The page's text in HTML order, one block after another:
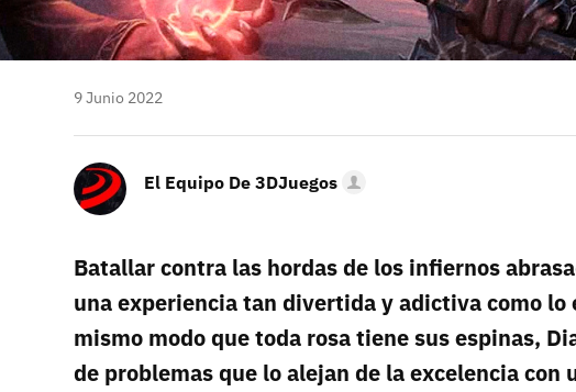
9 Junio 2022
El Equipo De 3DJuegos
Batallar contra las hordas de los infiernos
una experiencia tan divertida y adictiva como lo
mismo modo que toda rosa tiene sus espinas,
de problemas que lo alejan de la excelencia con